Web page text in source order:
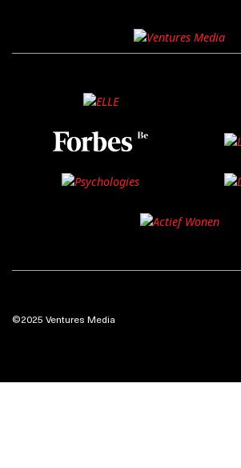
©2025 Ventures Media